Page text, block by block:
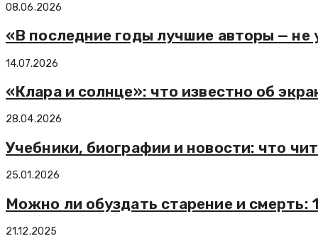
08.06.2026
«В последние годы лучшие авторы — не
14.07.2026
«Клара и солнце»: что известно об
28.04.2026
Учебники, биографии и новости: что
25.01.2026
Можно ли обуздать старение и смерть:
21.12.2025